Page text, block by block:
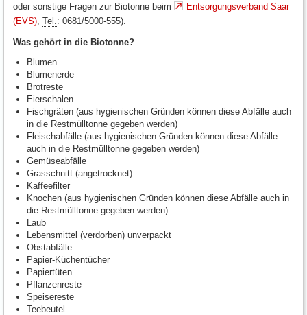
oder sonstige Fragen zur Biotonne beim
Entsorgungsverband Saar
(EVS) Tel. : 0681/5000-555).
Was gehört in die Biotonne?
Blumen
Blumenerde
Brotreste
Eierschalen
Fischgräten (aus hygienischen Gründen können diese Abfälle auch
in die Restmülltonne gegeben werden)
Fleischabfälle (aus hygienischen Gründen können diese Abfälle
auch in die Restmülltonne gegeben werden)
Gemüseabfälle
Grasschnitt (angetrocknet)
Kaffeefilter
Knochen (aus hygienischen Gründen können diese Abfälle auch in
die Restmülltonne gegeben werden)
Laub
Lebensmittel (verdorben) unverpackt
Obstabfälle
Papier-Küchentücher
Papiertüten
Pflanzenreste
Speisereste
Teebeutel